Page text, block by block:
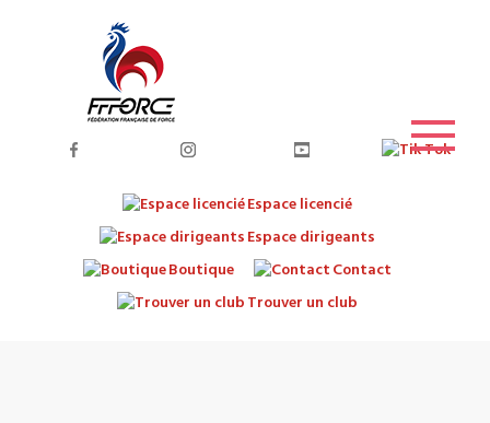
Espace licencié
Espace dirigeants
Boutique
Contact
Trouver un club